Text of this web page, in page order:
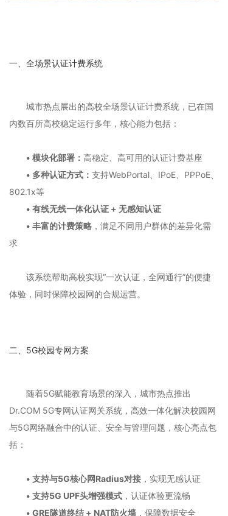
一、全场景认证计费系统
城市热点展出的高校全场景认证计费系统，已在国
内数百所高校稳定运行多年，核心能力包括：
• 模块化部署： 高稳定、高可用的认证计费基座
• 多种认证方式： 支持WebPortal、IPoE、PPPoE、
802.1x等
• 有线无线一体化认证 + 无感知认证
• 丰富的计费策略 ，满足不同用户群体的差异化需
求
该系统帮助高校实现“一次认证，全网通行”的便捷
体验，同时保障校园网的合规运营。
二、5G校园专网方案
随着5G赋能教育场景的深入，城市热点推出
Dr.COM 5G专网认证网关系统，高效一体化解决校园网
与5G网络融合中的认证、安全与管理问题，核心亮点包
括：
• 支持与5G核心网Radius对接 ，实现无感认证
• 支持5G UPF头增强模式 ，认证体验更流畅
• GRE隧道终结 + NAT防火墙 ，保障数据安全